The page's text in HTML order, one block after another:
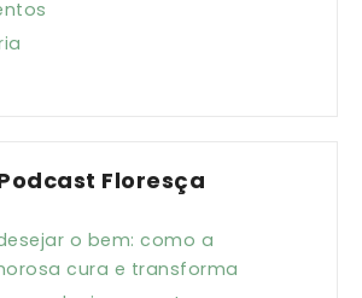
Floresça
o bem: como a
cura e transforma